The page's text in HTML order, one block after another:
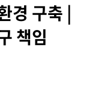
경 구축 |
책임